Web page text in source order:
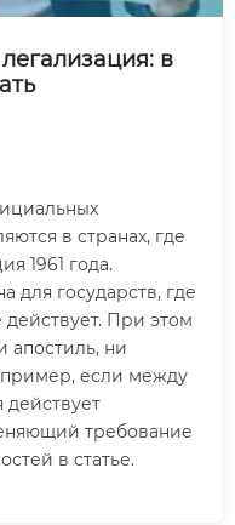
в
в странах, где
1961 года.
для государств, где
При этом
апостиль, ни
если между
действует
требование
в статье.